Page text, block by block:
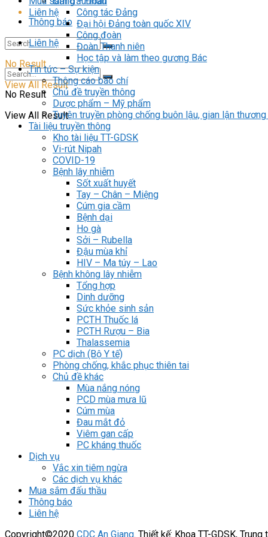
Liên hệ
No Result
View All Result
Thông báo
Liên hệ
No Result
View All Result
Công tác Đảng
Đại hội Đảng toàn quốc XIV
Công đoàn
Đoàn Thanh niên
Học tập và làm theo gương Bác
Tin tức – Sự kiện
Thông cáo báo chí
Chủ đề truyền thông
Dược phẩm – Mỹ phẩm
Tuyên truyền phòng chống buôn lậu, gian lận
Tài liệu truyền thông
Kho tài liệu TT-GDSK
Vi-rút Nipah
COVID-19
Bệnh lây nhiễm
Sốt xuất huyết
Tay – Chân – Miệng
Cúm gia cầm
Bệnh dại
Ho gà
Sởi – Rubella
Đậu mùa khỉ
HIV – Ma túy – Lao
Bệnh không lây nhiễm
Tổng hợp
Dinh dưỡng
Sức khỏe sinh sản
PCTH Thuốc lá
PCTH Rượu – Bia
Thalassemia
PC dịch (Bộ Y tế)
Phòng chống, khắc phục thiên tai
Chủ đề khác
Mùa nắng nóng
PCD mùa mưa lũ
Cúm mùa
Đau mắt đỏ
Viêm gan cấp
PC kháng thuốc
Dịch vụ
Vắc xin tiêm ngừa
Các dịch vụ khác
Mua sắm đấu thầu
Thông báo
Liên hệ
Copyright©2020 CDC An Giang. Thiết kế: Khoa TT-GDSK,